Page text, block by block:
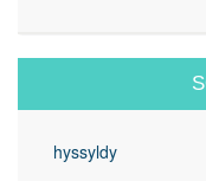
hyssyldy